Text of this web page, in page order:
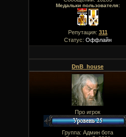
Медальки пользователя:
Репутация: 311
Статус: Оффлайн
DnB_house
Про игрок
Группа: Админ бота